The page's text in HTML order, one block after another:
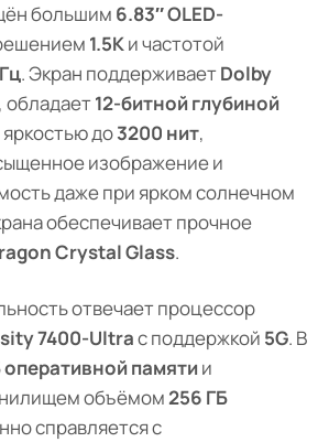
большим 6.83″ OLED-
1.5Kи частотой
. Экран поддерживаетDolby
, обладает12-битной глубиной
до3200 нит,
изображение и
даже при ярком солнечном
обеспечивает прочное
Crystal Glass.
отвечает процессор
7400-Ultraс поддержкой 5G. В
оперативной памятии
объёмом256 ГБ
справляется с